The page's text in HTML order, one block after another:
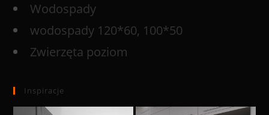
Wodospady
wodospady 120*60, 100*50
Zwierzęta poziom
Inspiracje